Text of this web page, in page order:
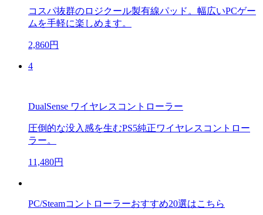
コスパ抜群のロジクール製有線パッド。幅広いPCゲー
ムを手軽に楽しめます。
2,860円
4
DualSense ワイヤレスコントローラー
圧倒的な没入感を生むPS5純正ワイヤレスコントロー
ラー。
11,480円
PC/Steamコントローラーおすすめ20選はこちら